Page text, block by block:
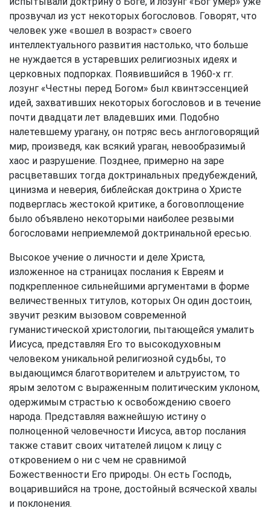
прозвучал из уст некоторых богословов. Говорят, что
человек уже «вошел в возраст» своего
интеллектуального развития настолько, что больше
не нуждается в устаревших религиозных идеях и
церковных подпорках. Появившийся в 1960-х гг.
лозунг «Честны перед Богом» был квинтэссенцией
идей, захвативших некоторых богословов и в течение
почти двадцати лет владевших ими. Подобно
налетевшему урагану, он потряс весь англоговорящий
мир, произведя, как всякий ураган, невообразимый
хаос и разрушение. Позднее, примерно на заре
расцветавших тогда доктринальных предубеждений,
цинизма и неверия, библейская доктрина о Христе
подверглась жестокой критике, а боговоплощение
было объявлено некоторыми наиболее резвыми
богословами неприемлемой доктринальной ересью.
Высокое учение о личности и деле Христа,
изложенное на страницах послания к Евреям и
подкрепленное сильнейшими аргументами в форме
величественных титулов, которых Он один достоин,
звучит резким вызовом современной
гуманистической христологии, пытающейся умалить
Иисуса, представляя Его то высокодуховным
человеком уникальной религиозной судьбы, то
выдающимся благотворителем и альтруистом, то
ярым зелотом с выраженным политическим уклоном,
одержимым страстью к освобождению своего
народа. Представляя важнейшую истину о
полноценной человечности Иисуса, автор послания
также ставит своих читателей лицом к лицу с
откровением о ни с чем не сравнимой
Божественности Его природы. Он есть Господь,
воцарившийся на троне, достойный всяческой хвалы
и поклонения.